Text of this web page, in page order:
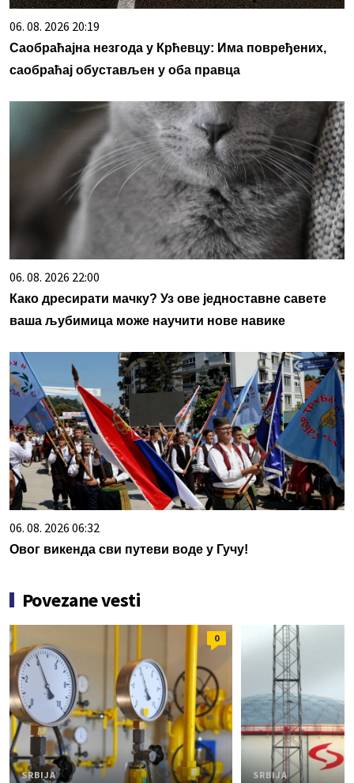
06. 08. 2026 20:19
Саобраћајна незгода у Крћевцу: Има повређених,
саобраћај обустављен у оба правца
06. 08. 2026 22:00
Како дресирати мачку? Уз ове једноставне савете
ваша љубимица може научити нове навике
06. 08. 2026 06:32
Овог викенда сви путеви воде у Гучу!
Povezane vesti
0
SRBIJA SRBIJA